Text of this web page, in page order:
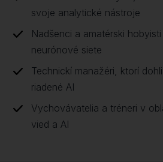
svoje analytické nástroje
Nadšenci a amatérski
neurónové siete
Technickí manažéri, ktorí
riadené AI
Vychovávatelia a tréneri v
vied a AI